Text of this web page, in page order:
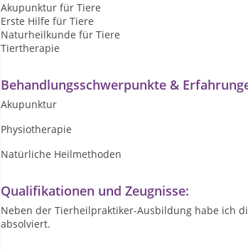
Akupunktur für Tiere
Erste Hilfe für Tiere
Naturheilkunde für Tiere
Tiertherapie
Behandlungsschwerpunkte &
Akupunktur
Physiotherapie
Natürliche Heilmethoden
Qualifikationen und Zeugnisse:
Neben der Tierheilpraktiker-Ausbildung habe ich
absolviert.